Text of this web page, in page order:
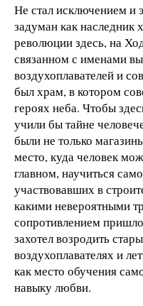
Не стал исключением и
задуман как наследник
революции здесь, на
связанном с именами
воздухоплавателей и
был храм, в котором
героях неба. Чтобы
учили бы тайне
были не только
место, куда человек
главном, научиться
участвовавших в
какими невероятными
сопротивлением
захотел возродить
воздухоплавателях и
как место обучения
навыку любви.